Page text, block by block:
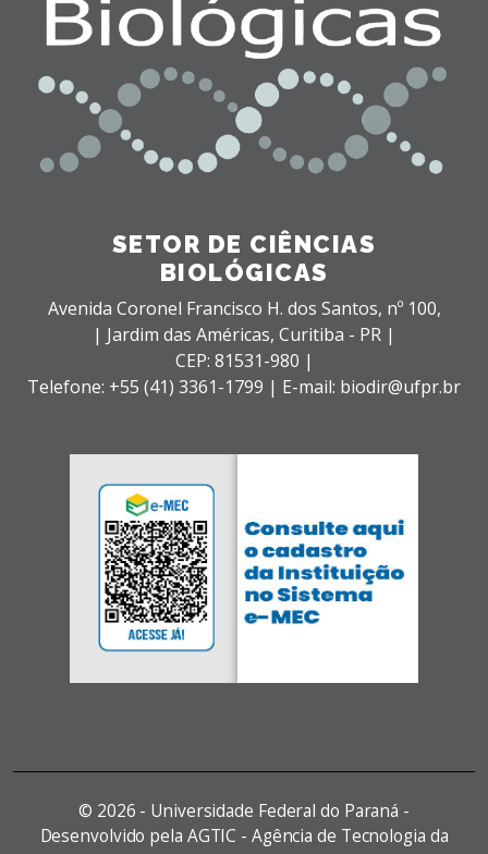
SETOR DE CIÊNCIAS
BIOLÓGICAS
Avenida Coronel Francisco H. dos Santos, nº 100,
| Jardim das Américas, Curitiba - PR |
CEP: 81531-980 |
Telefone: +55 (41) 3361-1799 | E-mail: biodir@ufpr.br
© 2026 - Universidade Federal do Paraná -
Desenvolvido pela AGTIC - Agência de Tecnologia da